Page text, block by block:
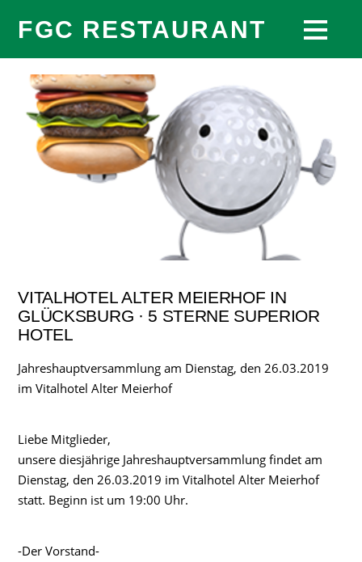
FGC RESTAURANT
VITALHOTEL ALTER MEIERHOF IN
GLÜCKSBURG · 5 STERNE SUPERIOR
HOTEL
Jahreshauptversammlung am Dienstag, den 26.03.2019
im Vitalhotel Alter Meierhof
Liebe Mitglieder,
unsere diesjährige Jahreshauptversammlung findet am
Dienstag, den 26.03.2019 im Vitalhotel Alter Meierhof
statt. Beginn ist um 19:00 Uhr.
-Der Vorstand-